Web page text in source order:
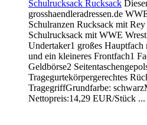
Schulrucksack Rucksack
grosshaendleradressen.de
Schulranzen Rucksack mit
Schulrucksack mit WWE
Undertaker1 großes Hauptfach
und ein kleineres Frontfach1
Geldbörse2
Tragegurtekörpergerechtes
TragegriffGrundfarbe:
Nettopreis:14,29 EUR/Stück ...